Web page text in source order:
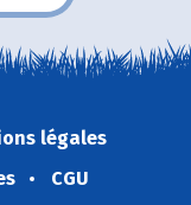
légales
CGU